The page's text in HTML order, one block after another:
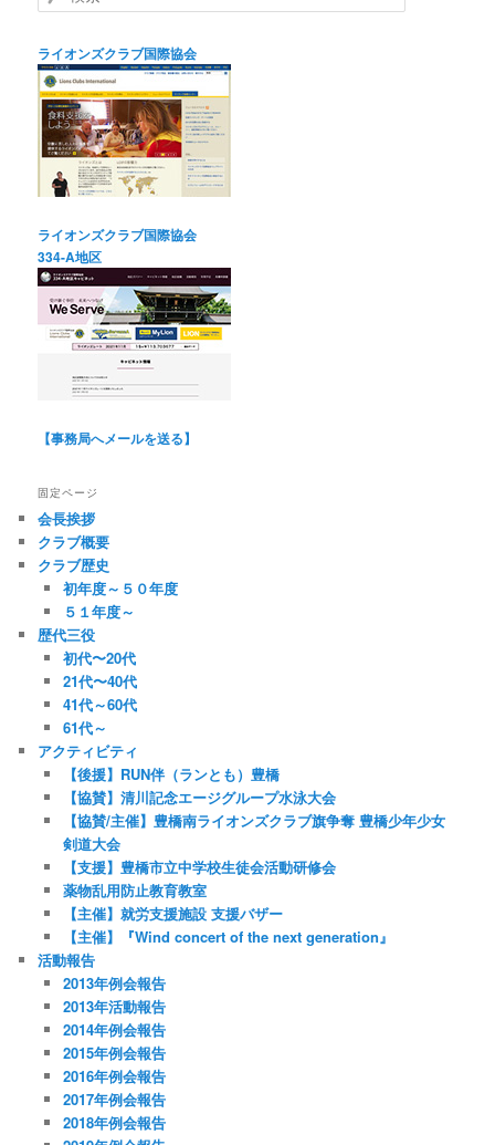
索
ライオンズクラブ国際協会
ライオンズクラブ国際協会
334-A地区
【事務局へメールを送る】
固定ページ
会長挨拶
クラブ概要
クラブ歴史
初年度～５０年度
５１年度～
歴代三役
初代〜20代
21代〜40代
41代～60代
61代～
アクティビティ
【後援】RUN伴（ランとも）豊橋
【協賛】清川記念エージグループ水泳大会
【協賛/主催】豊橋南ライオンズクラブ旗争奪 豊橋少年少女
剣道大会
【支援】豊橋市立中学校生徒会活動研修会
薬物乱用防止教育教室
【主催】就労支援施設 支援バザー
【主催】『Wind concert of the next generation』
活動報告
2013年例会報告
2013年活動報告
2014年例会報告
2015年例会報告
2016年例会報告
2017年例会報告
2018年例会報告